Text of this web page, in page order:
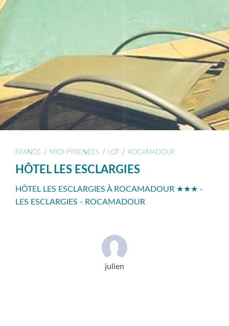
FRANCE / MIDI-PYRENEES / LOT / ROCAMADOUR
HÔTEL LES ESCLARGIES
HÔTEL LES ESCLARGIES À ROCAMADOUR ★★★ -
LES ESCLARGIES - ROCAMADOUR
julien